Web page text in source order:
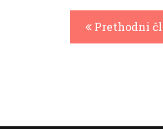
Prethodni